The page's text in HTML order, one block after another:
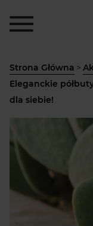
Strona Główna >
Eleganckie
dla siebie!